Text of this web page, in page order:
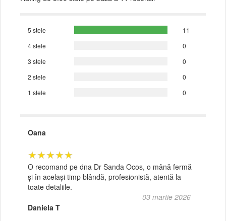
5 stele
11
4 stele
0
3 stele
0
2 stele
0
1 stele
0
Oana
★★★★★
O recomand pe dna Dr Sanda Ocos, o mână fermă
și în același timp blândă, profesionistă, atentă la
toate detaliile.
03 martie 2026
Daniela T